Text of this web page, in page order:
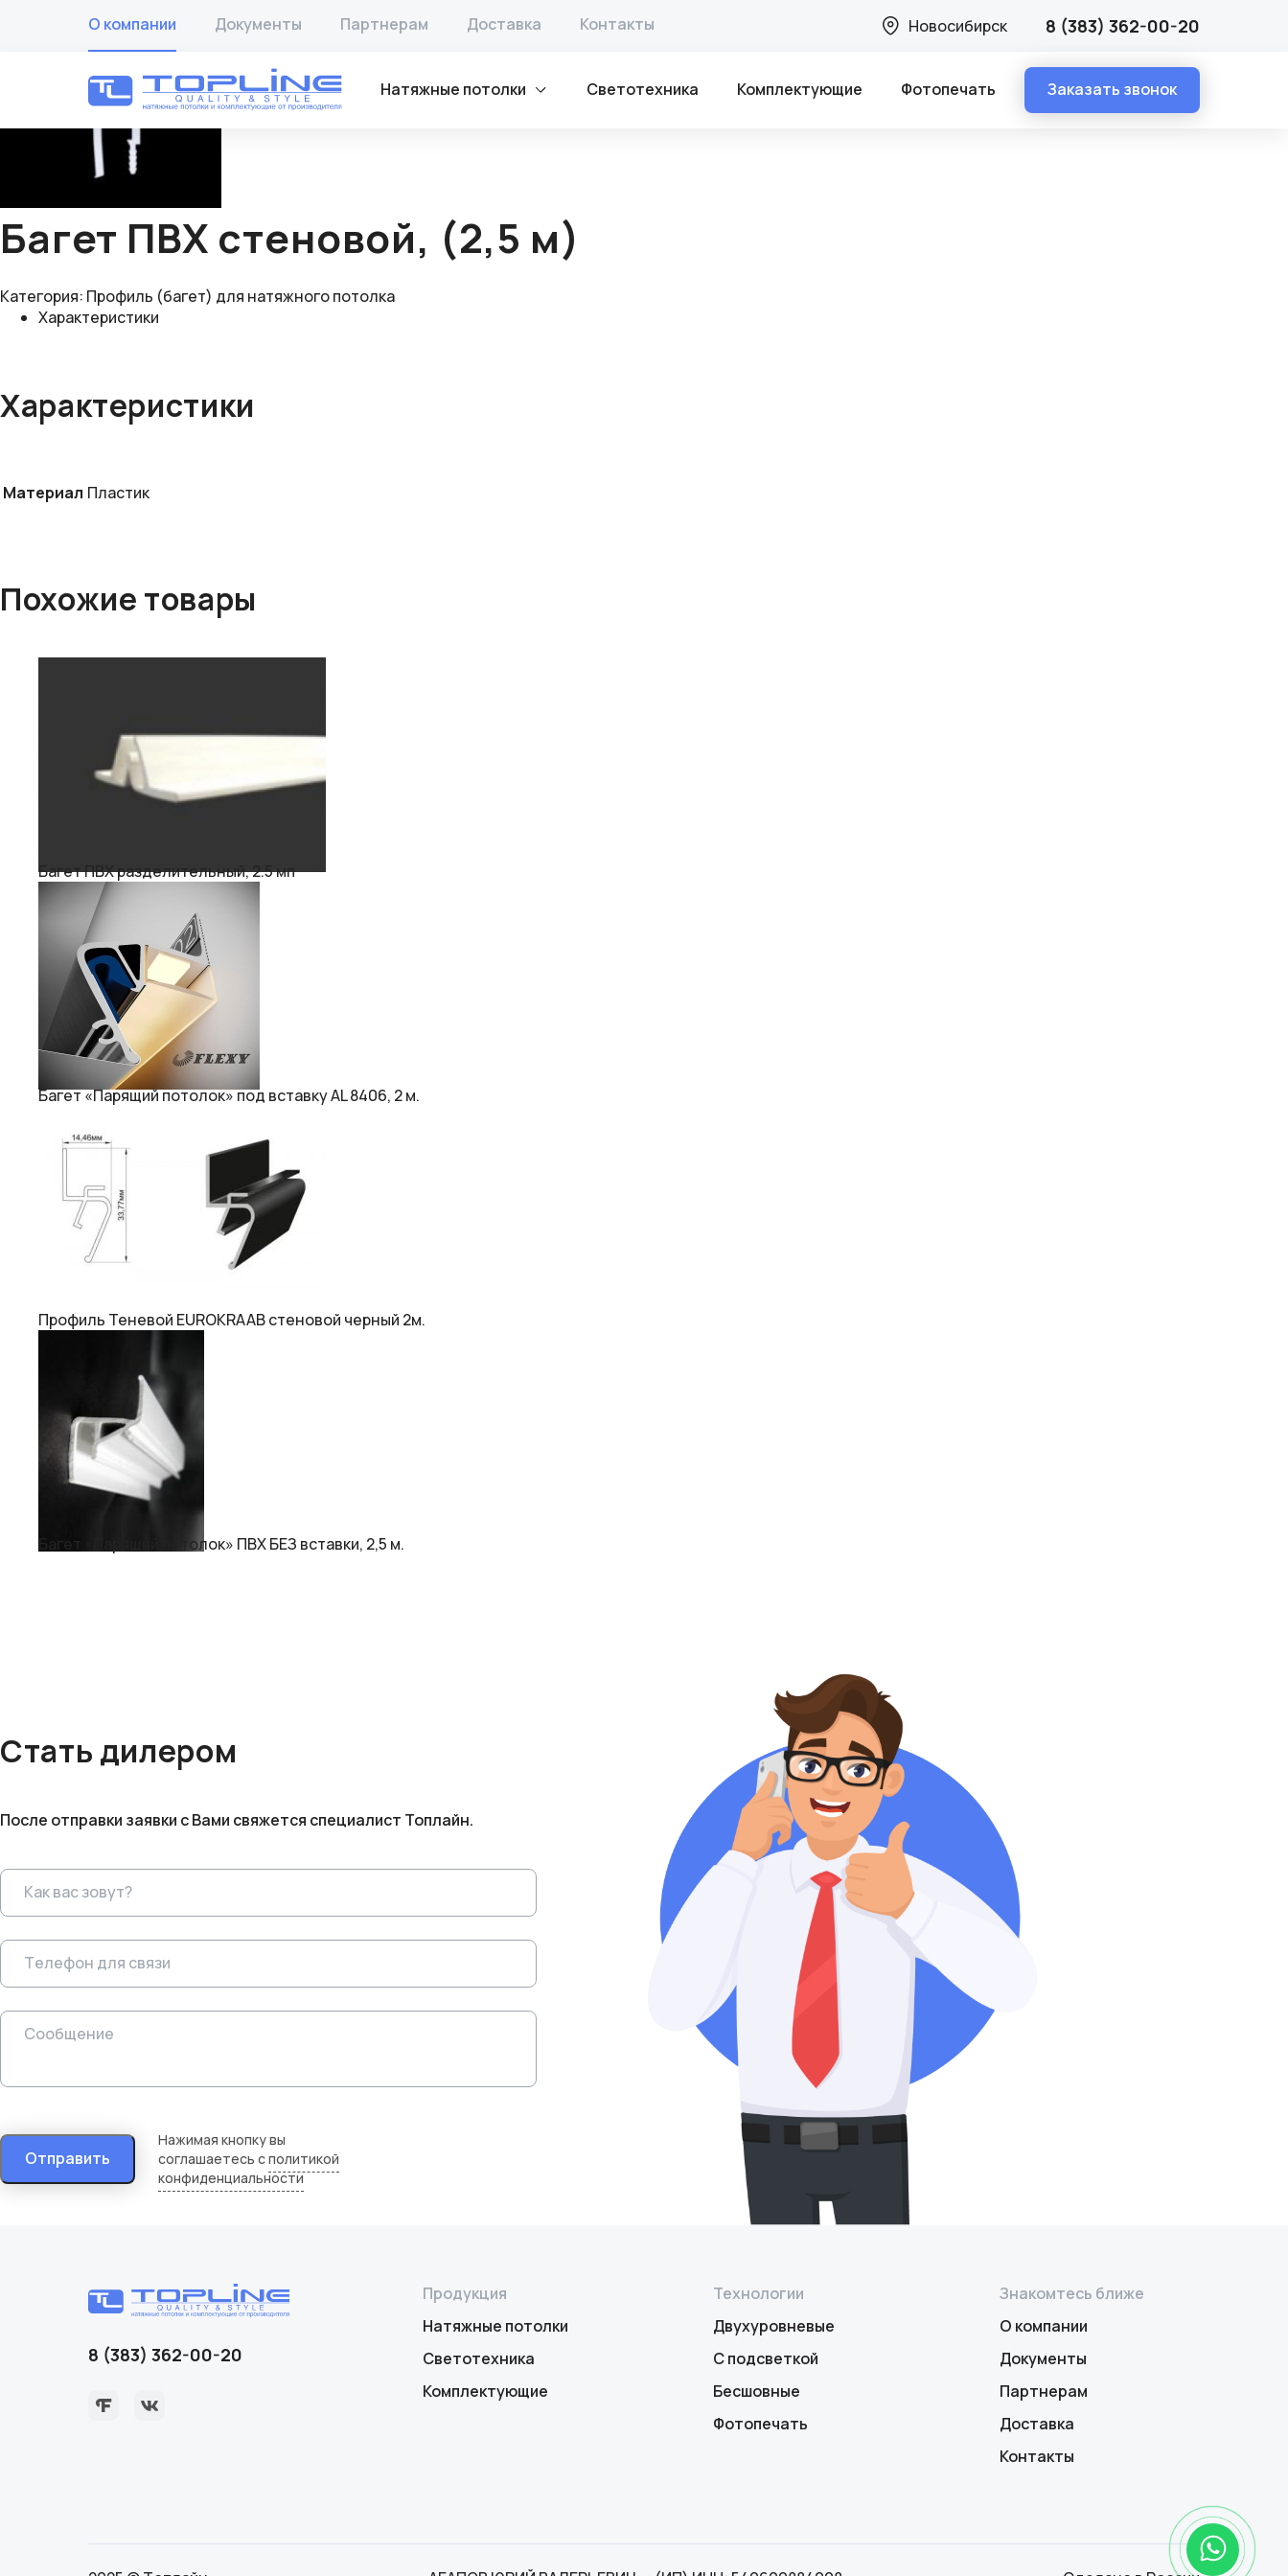
О компании Документы Партнерам Доставка Контакты Новосибирск 8 (383) 362-00-20
Натяжные потолки Светотехника Комплектующие Фотопечать Заказать звонок
Багет ПВХ стеновой, (2,5 м)
Категория: Профиль (багет) для натяжного потолка
Характеристики
Характеристики
Материал Пластик
Похожие товары
Багет ПВХ разделительный, 2.5 мп
Багет «Парящий потолок» под вставку AL 8406, 2 м.
Профиль Теневой EUROKRAAB стеновой черный 2м.
Багет «Парящий потолок» ПВХ БЕЗ вставки, 2,5 м.
Стать дилером
После отправки заявки с Вами свяжется специалист Топлайн.
Отправить
Нажимая кнопку вы
соглашаетесь сполитикой
конфиденциальности
8 (383) 362-00-20
Продукция
Натяжные потолки
Светотехника
Комплектующие
Технологии
Двухуровневые
С подсветкой
Бесшовные
Фотопечать
Знакомтесь ближе
О компании
Документы
Партнерам
Доставка
Контакты